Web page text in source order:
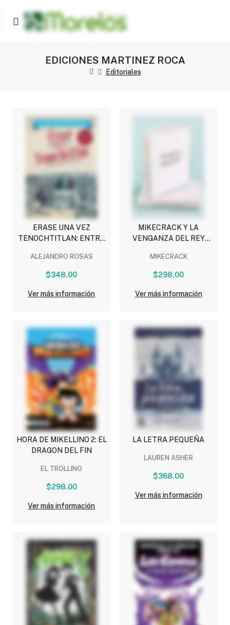
EDICIONES MARTINEZ ROCA
Editoriales
ERASE UNA VEZ
TENOCHTITLAN: ENTRE
ALEJANDRO ROSAS
$348.00
Ver más información
MIKECRACK Y LA
VENGANZA DEL REY
MIKECRACK
$298.00
Ver más información
HORA DE MIKELLINO 2: EL
DRAGON DEL FIN
EL TROLLINO
$298.00
Ver más información
LA LETRA PEQUEÑA
LAUREN ASHER
$368.00
Ver más información